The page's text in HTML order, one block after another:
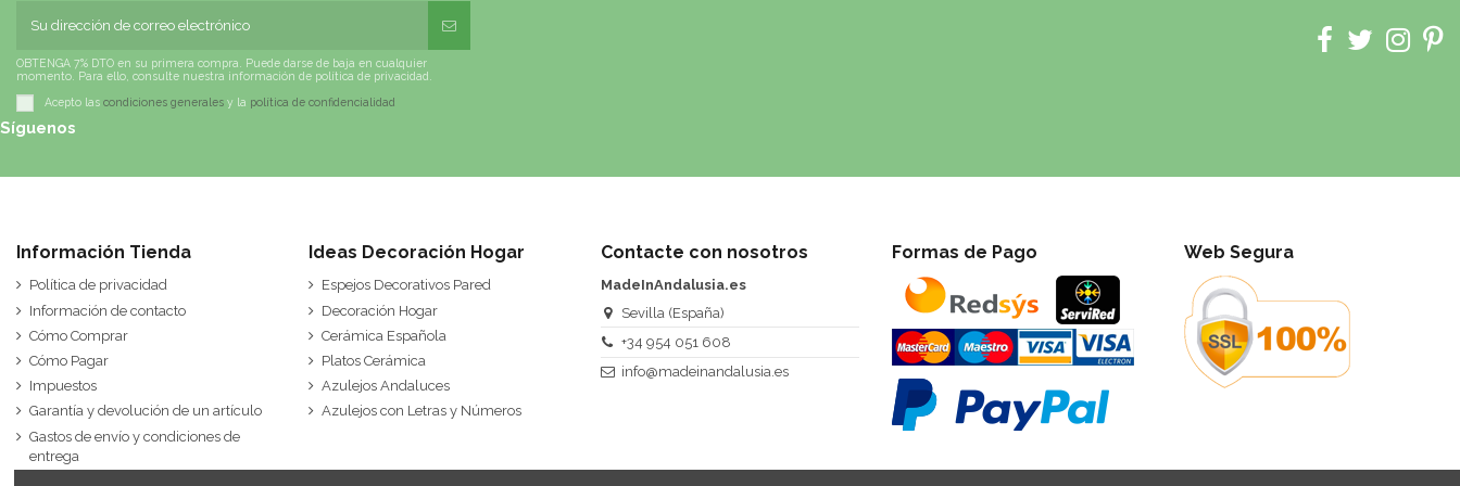
OBTENGA 7% DTO en su primera compra. Puede darse de baja en cualquier
momento. Para ello, consulte nuestra información de política de privacidad.
Acepto las condiciones generalesy la política de confidencialidad
Síguenos
Información Tienda
Política de privacidad
Información de contacto
Cómo Comprar
Cómo Pagar
Impuestos
Garantía y devolución de un artículo
Gastos de envío y condiciones de
entrega
Ideas Decoración Hogar
Espejos Decorativos Pared
Decoración Hogar
Cerámica Española
Platos Cerámica
Azulejos Andaluces
Azulejos con Letras y Números
Contacte con nosotros
MadeInAndalusia.es
Sevilla (España)
+34 954 051 608
info@madeinandalusia.es
Formas de Pago Web Segura